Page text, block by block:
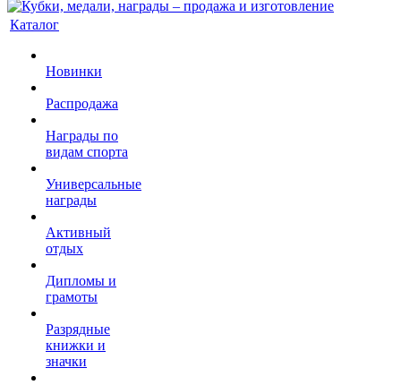
Каталог
Новинки
Распродажа
Награды по
видам спорта
Универсальные
награды
Активный
отдых
Дипломы и
грамоты
Разрядные
книжки и
значки